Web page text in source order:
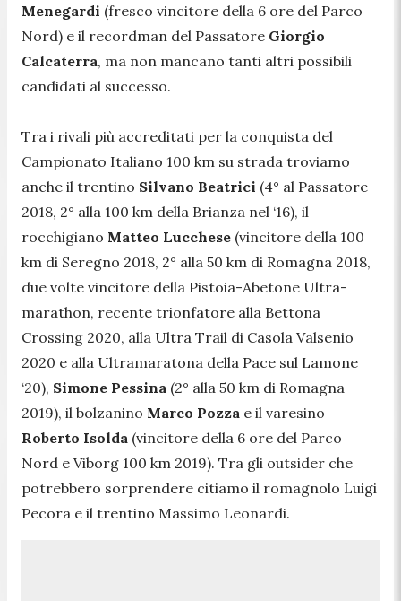
Menegardi (fresco vincitore della 6 ore del Parco
Nord) e il recordman del Passatore Giorgio
Calcaterra, ma non mancano tanti altri possibili
candidati al successo.
Tra i rivali più accreditati per la conquista del
Campionato Italiano 100 km su strada troviamo
anche il trentino Silvano Beatrici (4° al Passatore
2018, 2° alla 100 km della Brianza nel ‘16), il
rocchigiano Matteo Lucchese (vincitore della 100
km di Seregno 2018, 2° alla 50 km di Romagna 2018,
due volte vincitore della Pistoia-Abetone Ultra-
marathon, recente trionfatore alla Bettona
Crossing 2020, alla Ultra Trail di Casola Valsenio
2020 e alla Ultramaratona della Pace sul Lamone
‘20), Simone Pessina (2° alla 50 km di Romagna
2019), il bolzanino Marco Pozza e il varesino
Roberto Isolda (vincitore della 6 ore del Parco
Nord e Viborg 100 km 2019). Tra gli outsider che
potrebbero sorprendere citiamo il romagnolo Luigi
Pecora e il trentino Massimo Leonardi.